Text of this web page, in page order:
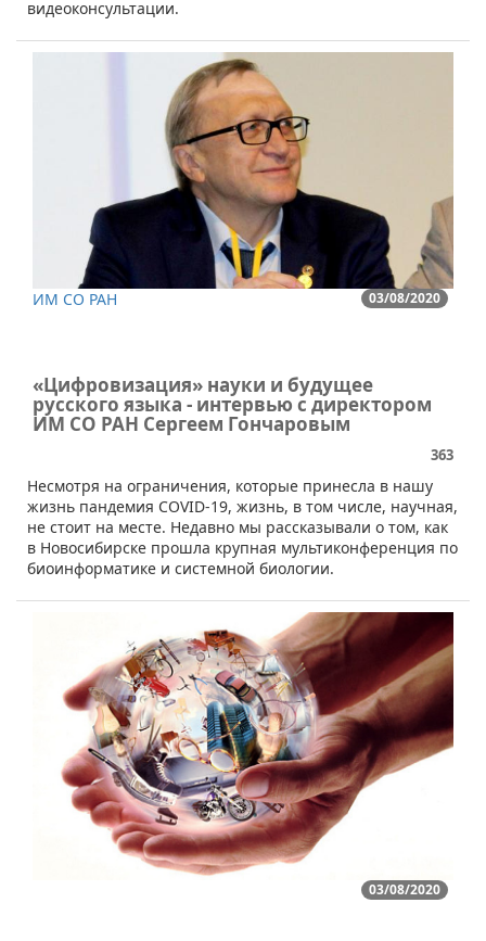
видеоконсультации.
03/08/2020
ИМ СО РАН
«Цифровизация» науки и будущее
русского языка - интервью с директором
ИМ СО РАН Сергеем Гончаровым
363
​​​Несмотря на ограничения, которые принесла в нашу
жизнь пандемия COVID-19, жизнь, в том числе, научная,
не стоит на месте. Недавно мы рассказывали о том, как
в Новосибирске прошла крупная мультиконференция по
биоинформатике и системной биологии.
03/08/2020